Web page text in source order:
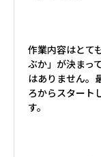
作業内容はとて
ぶか」が決まっ
はありません。
ろからスタート
す。